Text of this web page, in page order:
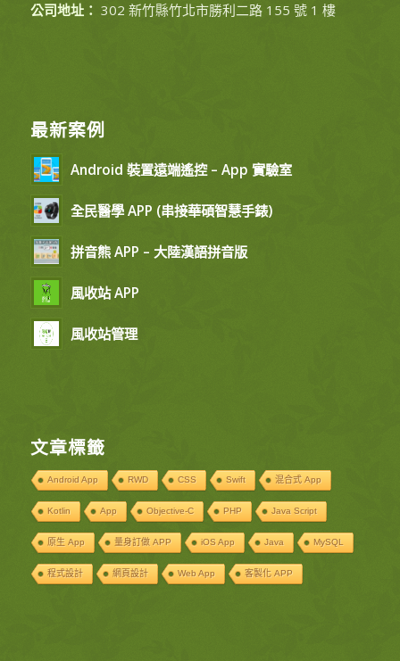
公司地址： 302 新竹縣竹北市勝利二路 155 號 1 樓
最新案例
Android 裝置遠端遙控 – App 實驗室
全民醫學 APP (串接華碩智慧手錶)
拼音熊 APP – 大陸漢語拼音版
風收站 APP
風收站管理
文章標籤
Android App RWD CSS Swift 混合式 App
Kotlin App Objective-C PHP Java Script
原生 App 量身訂做 APP iOS App Java MySQL
程式設計 網頁設計 Web App 客製化 APP